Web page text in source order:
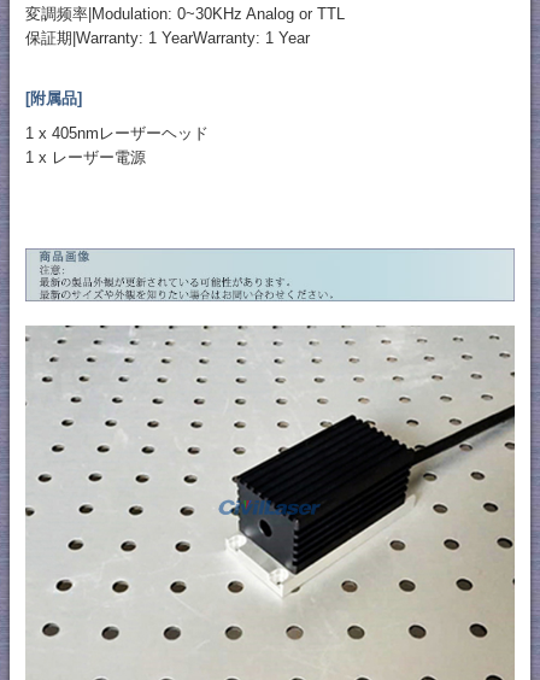
変調频率|Modulation: 0~30KHz Analog or TTL
保証期|Warranty: 1 YearWarranty: 1 Year
[附属品]
1 x 405nmレーザーヘッド
1 x レーザー電源